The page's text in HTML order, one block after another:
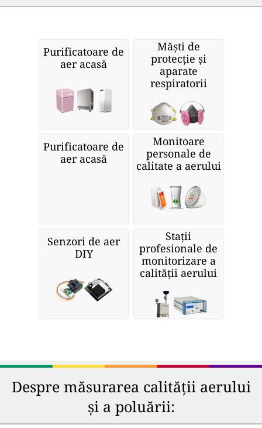
Purificatoare de
aer acasă
Măști de
protecție și
aparate
respiratorii
Purificatoare de
aer acasă
Monitoare
personale de
calitate a aerului
Senzori de aer
DIY
Stații
profesionale de
monitorizare a
calității aerului
Despre măsurarea calității aerului
și a poluării: